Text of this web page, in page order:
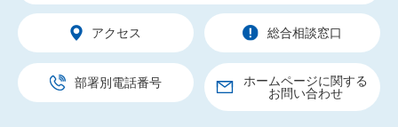
アクセス 総合相談窓口
部署別電話番号
ホームページに関する
お問い合わせ